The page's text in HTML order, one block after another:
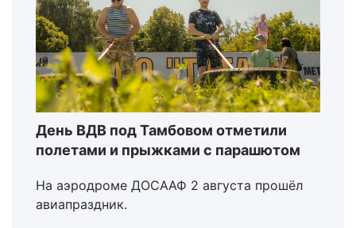
День ВДВ под Тамбовом отметили
полетами и прыжками с парашютом
На аэродроме ДОСААФ 2 августа прошёл
авиапраздник.